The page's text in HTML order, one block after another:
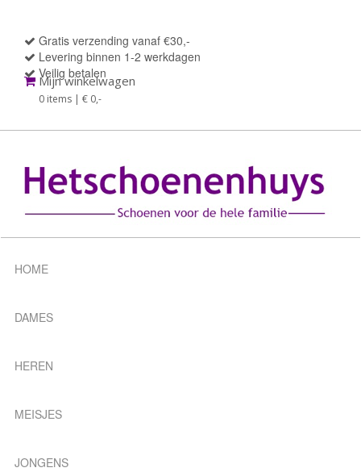
Gratis verzending vanaf €30,-
Levering binnen 1-2 werkdagen
Veilig betalen
Mijn winkelwagen
0 items | € 0,-
HOME
DAMES
HEREN
MEISJES
JONGENS